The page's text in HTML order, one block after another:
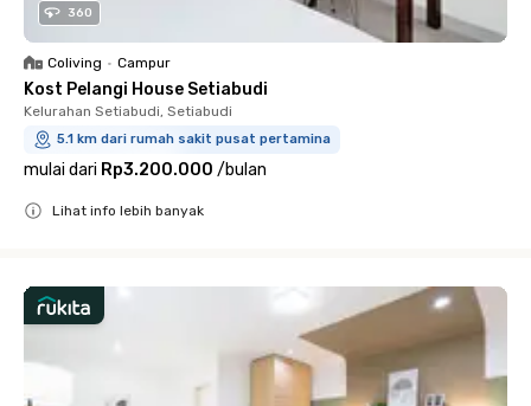
360
Coliving • Campur
Kost Pelangi House Setiabudi
Kelurahan Setiabudi, Setiabudi
5.1 km dari rumah sakit pusat pertamina
mulai dari Rp3.200.000 /bulan
Lihat info lebih banyak